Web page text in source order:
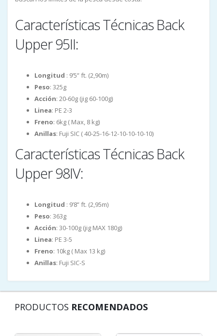
Características Técnicas Back
Upper 95II:
Longitud : 9’5” ft. (2,90m)
Peso: 325g
Acción: 20-60g (jig 60-100g)
Linea: PE 2-3
Freno: 6kg ( Max, 8 kg)
Anillas: Fuji SIC ( 40-25-16-12-10-10-10-10)
Características Técnicas Back
Upper 98IV:
Longitud : 9’8” ft. (2,95m)
Peso: 363g
Acción: 30-100g (jig MAX 180g)
Linea: PE 3-5
Freno: 10kg ( Max 13 kg)
Anillas: Fuji SIC-S
PRODUCTOS RECOMENDADOS